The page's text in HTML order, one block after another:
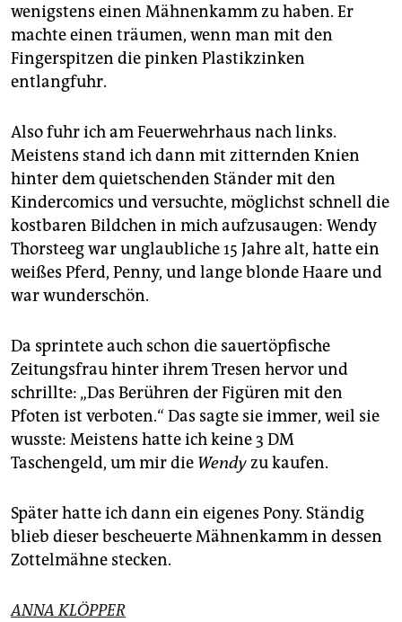
wenigstens einen Mähnenkamm zu haben. Er
machte einen träumen, wenn man mit den
Fingerspitzen die pinken Plastikzinken
entlangfuhr.
Also fuhr ich am Feuerwehrhaus nach links.
Meistens stand ich dann mit zitternden Knien
hinter dem quietschenden Ständer mit den
Kindercomics und versuchte, möglichst schnell die
kostbaren Bildchen in mich aufzusaugen: Wendy
Thorsteeg war unglaubliche 15 Jahre alt, hatte ein
weißes Pferd, Penny, und lange blonde Haare und
war wunderschön.
Da sprintete auch schon die sauertöpfische
Zeitungsfrau hinter ihrem Tresen hervor und
schrillte: „Das Berühren der Figüren mit den
Pfoten ist verboten.“ Das sagte sie immer, weil sie
wusste: Meistens hatte ich keine 3 DM
Taschengeld, um mir die Wendyzu kaufen.
Später hatte ich dann ein eigenes Pony. Ständig
blieb dieser bescheuerte Mähnenkamm in dessen
Zottelmähne stecken.
ANNA KLÖPPER